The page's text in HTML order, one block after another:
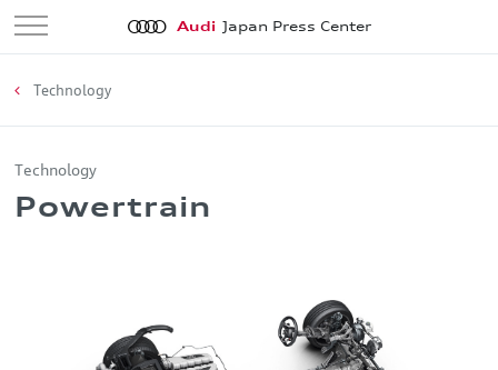
Audi Japan Press Center
Technology
Technology
Powertrain